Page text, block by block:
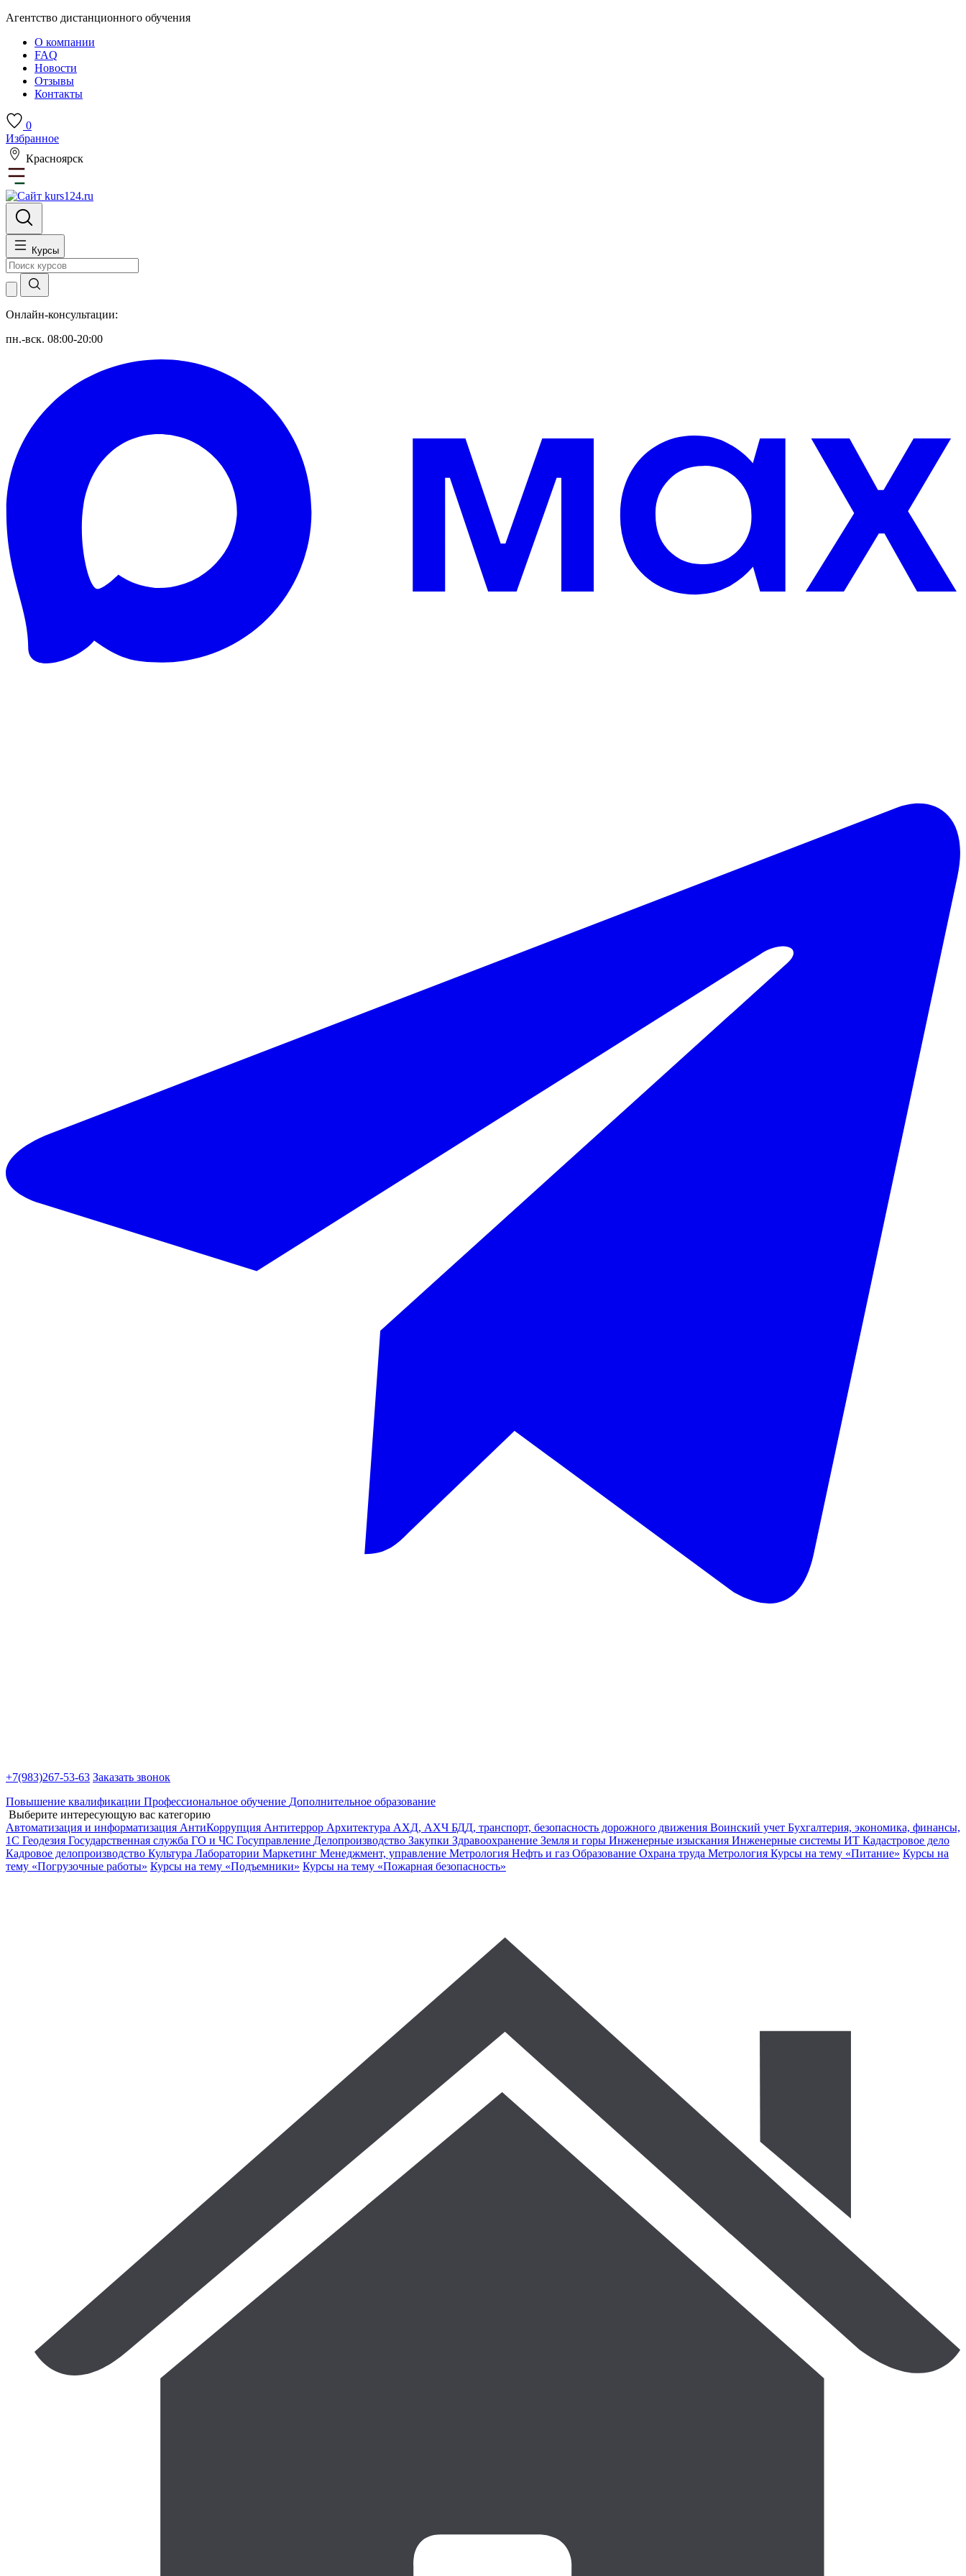
Агентство дистанционного обучения
О компании
FAQ
Новости
Отзывы
Контакты
0
Избранное
Красноярск
Курсы
Онлайн-консультации:
пн.-вск. 08:00-20:00
+7(983)267-53-63 Заказать звонок
Повышение квалификации Профессиональное обучение Дополнительное образование
Выберите интересующую вас категорию
Автоматизация и информатизация АнтиКоррупция Антитеррор Архитектура АХД, АХЧ БДД, транспорт, безопасность дорожного движения Воинский учет Бухгалтерия, экономика, финансы,
1С Геодезия Государственная служба ГО и ЧС Госуправление Делопроизводство Закупки Здравоохранение Земля и горы Инженерные изыскания Инженерные системы ИТ Кадастровое дело
Кадровое делопроизводство Культура Лаборатории Маркетинг Менеджмент, управление Метрология Нефть и газ Образование Охрана труда Метрология Курсы на тему «Питание» Курсы на
тему «Погрузочные работы» Курсы на тему «Подъемники» Курсы на тему «Пожарная безопасность»